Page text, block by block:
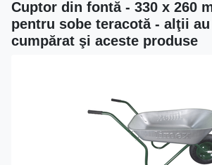
Cuptor din fontă - 330 x 260
pentru sobe teracotă - alţii au
cumpărat şi aceste produse